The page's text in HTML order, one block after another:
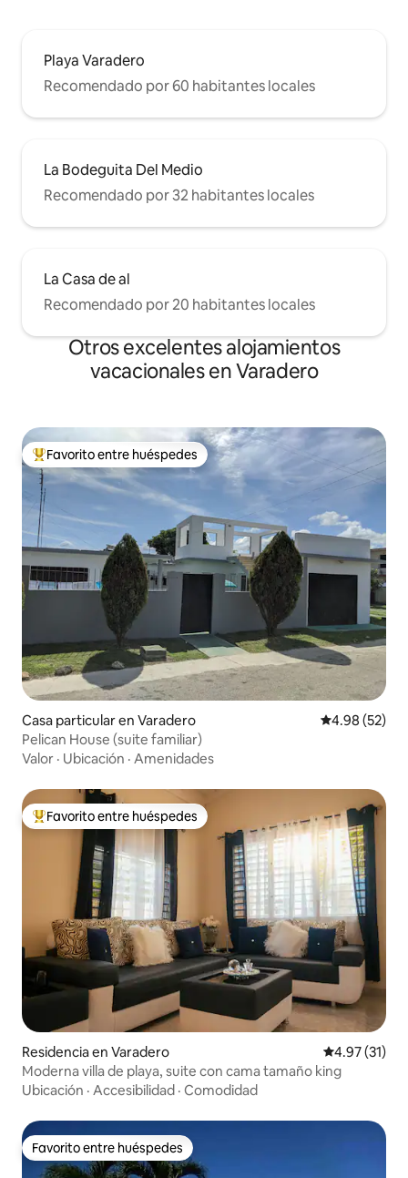
Playa Varadero
Recomendado por 60 habitantes locales
La Bodeguita Del Medio
Recomendado por 32 habitantes locales
La Casa de al
Recomendado por 20 habitantes locales
Otros excelentes alojamientos
vacacionales en Varadero
De los mejores en Favorito entre huéspedes
Favorito entre huéspedes
Casa particular en Varadero Calificación
4.98 (52)
Pelican House (suite familiar)
Valor · Ubicación · Amenidades
De los mejores en Favorito entre huéspedes
Favorito entre huéspedes
Residencia en Varadero Calificación
4.97 (31)
Moderna villa de playa, suite con cama tamaño king
Ubicación · Accesibilidad · Comodidad
Favorito entre huéspedes
Favorito entre huéspedes